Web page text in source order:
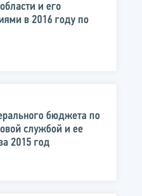
и его
в 2016 году по
бюджета по
службой и ее
2015 год